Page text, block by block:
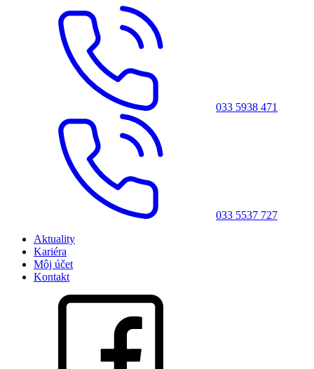
033 5938 471
033 5537 727
Aktuality
Kariéra
Môj účet
Kontakt